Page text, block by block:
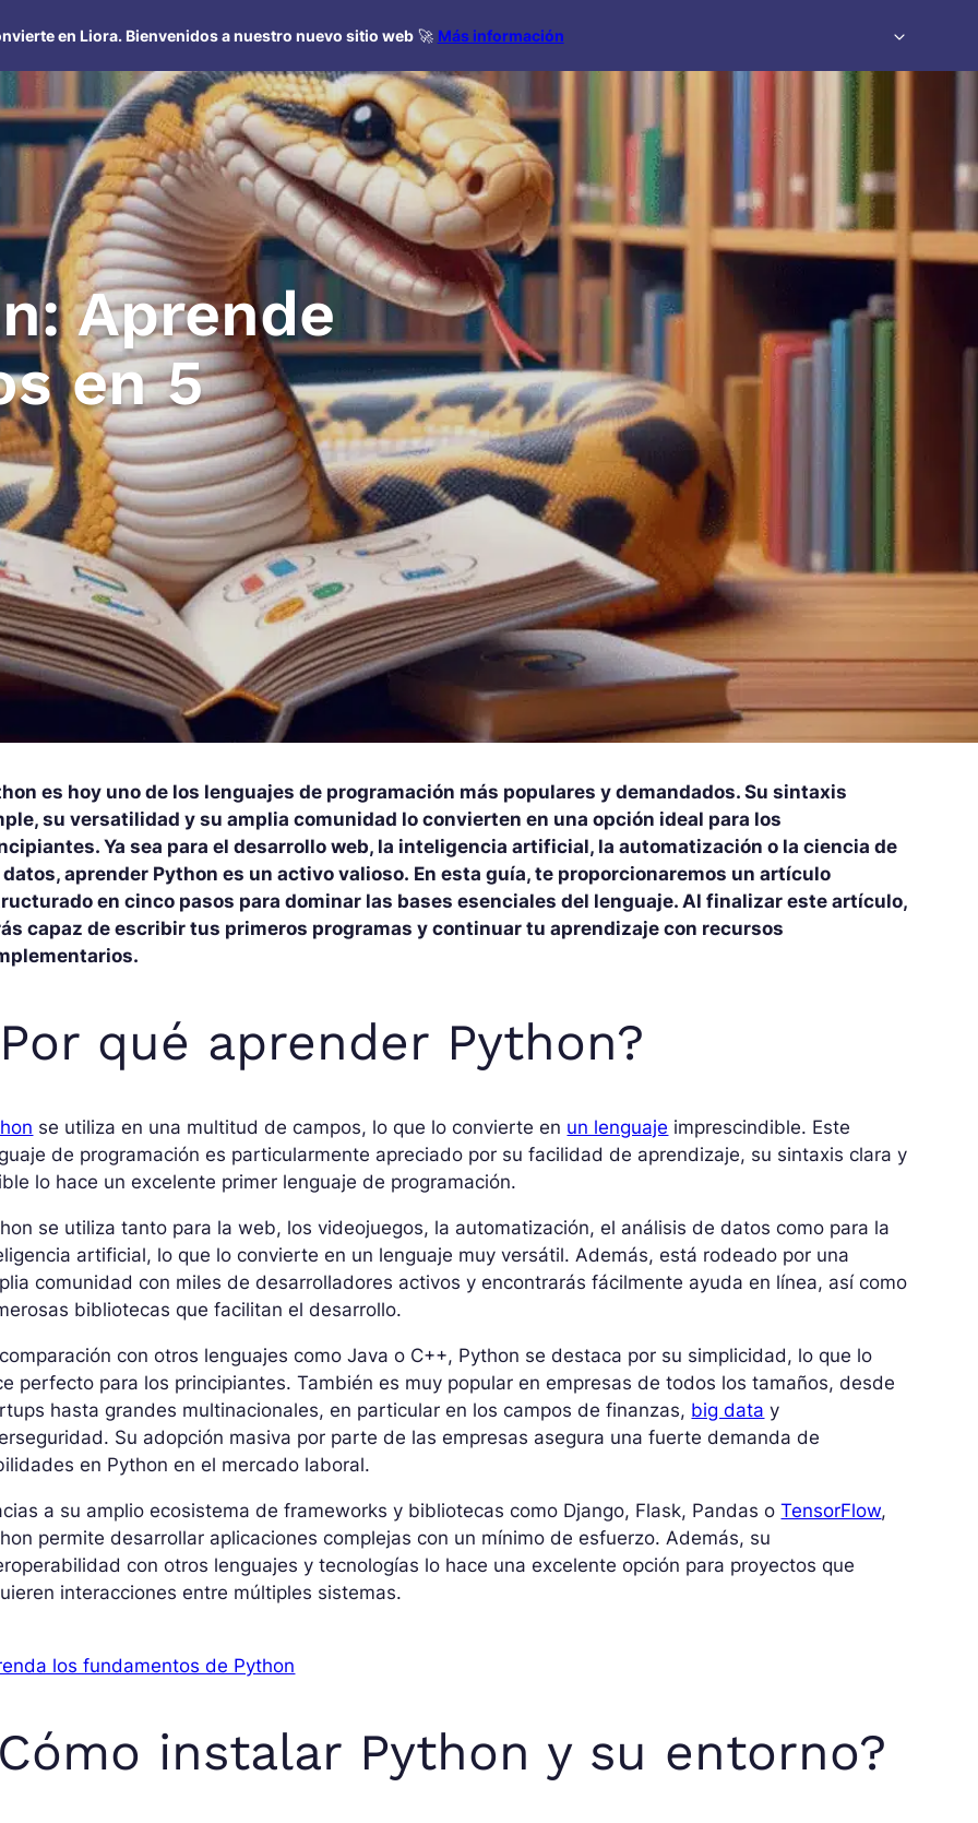
en Liora. Bienvenidos a nuestro nuevo sitio web🚀 Más información
Aprende
en 5
es hoy uno de los lenguajes de programación más populares y demandados. Su sintaxis
su versatilidad y su amplia comunidad lo convierten en una opción ideal para los
Ya sea para el desarrollo web, la inteligencia artificial, la automatización o la ciencia de
datos, aprender Python es un activo valioso. En esta guía, te proporcionaremos un artículo
en cinco pasos para dominar las bases esenciales del lenguaje. Al finalizar este artículo,
capaz de escribir tus primeros programas y continuar tu aprendizaje con recursos
qué aprender Python?
se utiliza en una multitud de campos, lo que lo convierte en un lenguaje imprescindible. Este
de programación es particularmente apreciado por su facilidad de aprendizaje, su sintaxis clara y
lo hace un excelente primer lenguaje de programación.
se utiliza tanto para la web, los videojuegos, la automatización, el análisis de datos como para la
artificial, lo que lo convierte en un lenguaje muy versátil. Además, está rodeado por una
comunidad con miles de desarrolladores activos y encontrarás fácilmente ayuda en línea, así como
bibliotecas que facilitan el desarrollo.
con otros lenguajes como Java o C++, Python se destaca por su simplicidad, lo que lo
perfecto para los principiantes. También es muy popular en empresas de todos los tamaños, desde
hasta grandes multinacionales, en particular en los campos de finanzas, big data y
Su adopción masiva por parte de las empresas asegura una fuerte demanda de
en Python en el mercado laboral.
a su amplio ecosistema de frameworks y bibliotecas como Django, Flask, Pandas oTensorFlow,
permite desarrollar aplicaciones complejas con un mínimo de esfuerzo. Además, su
con otros lenguajes y tecnologías lo hace una excelente opción para proyectos que
interacciones entre múltiples sistemas.
los fundamentos de Python
instalar Python y su entorno?